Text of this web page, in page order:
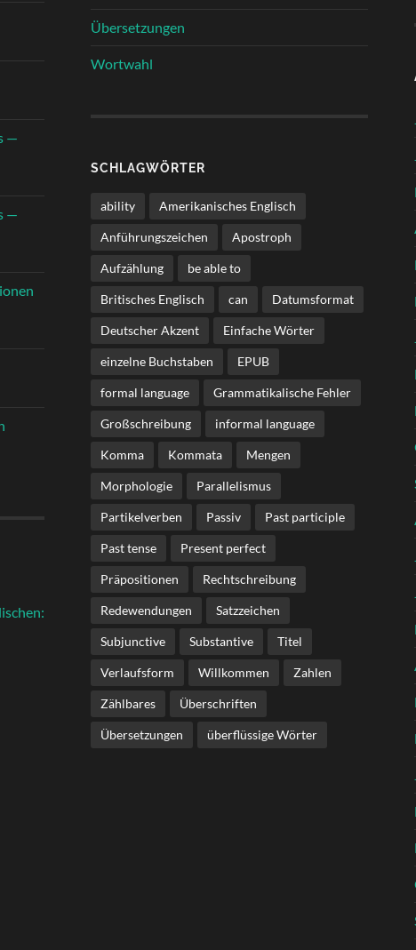
—
—
Übersetzungen
Wortwahl
SCHLAGWÖRTER
ability Amerikanisches Englisch
Anführungszeichen Apostroph
Aufzählung be able to
Britisches Englisch can Datumsformat
Deutscher Akzent Einfache Wörter
einzelne Buchstaben EPUB
formal language Grammatikalische Fehler
Großschreibung informal language
Komma Kommata Mengen
Morphologie Parallelismus
Partikelverben Passiv Past participle
Past tense Present perfect
Präpositionen Rechtschreibung
Redewendungen Satzzeichen
Subjunctive Substantive Titel
Verlaufsform Willkommen Zahlen
Zählbares Überschriften
Übersetzungen überflüssige Wörter